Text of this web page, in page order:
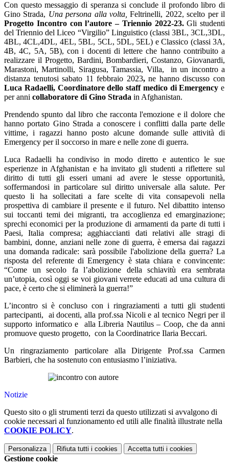
Con questo messaggio di speranza si conclude il profondo libro di
Gino Strada, Una persona alla volta,Feltrinelli, 2022, scelto per il
Progetto Incontro con l’autore – Triennio 2022-23.Gli studenti
del Triennio del Liceo “Virgilio” Linguistico (classi 3BL, 3CL,3DL,
4BL, 4CL,4DL, 4EL, 5BL, 5CL, 5DL, 5EL) e Classico (classi 3A,
4B, 4C, 5A, 5B), con i docenti di lettere che hanno contribuito a
realizzare il Progetto, Bardini, Bombardieri, Costanzo, Giovanardi,
Marastoni, Martinolli, Siragusa, Tamassia, Villa, in un incontro a
distanza tenutosi sabato 11 febbraio 2023,ne hanno discusso con
Luca Radaelli, Coordinatore dello staff medico di Emergency e
per anni collaboratore di Gino Strada in Afghanistan.
Prendendo spunto dal libro che racconta l'emozione e il dolore che
hanno portato Gino Strada a conoscere i conflitti dalla parte delle
vittime, i ragazzi hanno posto alcune domande sulle attività di
Emergency per il soccorso in mare e nelle zone di guerra.
Luca Radaelli ha condiviso in modo diretto e autentico le sue
esperienze in Afghanistan e ha invitato gli studenti a riflettere sul
diritto di tutti gli esseri umani ad avere le stesse opportunità,
soffermandosi in particolare sul diritto universale alla salute. Per
questo li ha sollecitati a fare scelte di vita consapevoli nella
prospettiva di cambiare il presente e il futuro. Nel dibattito intenso
sui toccanti temi dei migranti, tra accoglienza ed emarginazione;
sprechi economici per la produzione di armamenti da parte di tutti i
Paesi, Italia compresa; agghiaccianti dati relativi alle stragi di
bambini, donne, anziani nelle zone di guerra, è emersa dai ragazzi
una domanda radicale: sarà possibile l'abolizione della guerra? La
risposta del referente di Emergency è stata chiara e convincente:
“Come un secolo fa l’abolizione della schiavitù era sembrata
un’utopia, così oggi se voi giovani verrete educati ad una cultura di
pace, è certo che si eliminerà la guerra!”
L’incontro si è concluso con i ringraziamenti a tutti gli studenti
partecipanti, ai docenti, alla prof.ssa Nicoli e al tecnico Negri per il
supporto informatico e alla Libreria Nautilus – Coop, che da anni
promuove questo progetto, con la Coordinatrice Ilaria Beccari.
Un ringraziamento particolare alla Dirigente Prof.ssa Carmen
Barbieri, che ha sostenuto con entusiasmo l’iniziativa.
Notizie
Questo sito o gli strumenti terzi da questo utilizzati si avvalgono di
cookie necessari al funzionamento ed utili alle finalità illustrate nella
COOKIE POLICY.
Personalizza Rifiuta tutti i cookies Accetta tutti i cookies
Gestione cookie